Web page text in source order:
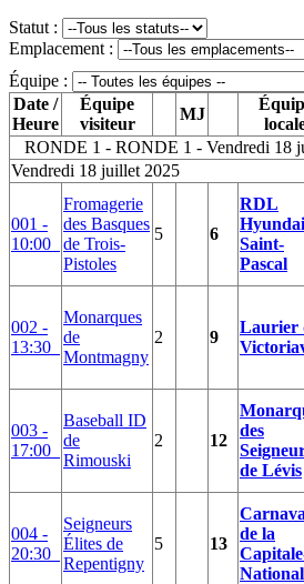
Statut :
Emplacement :
Équipe :
Date /
Heure
Équipe
visiteur
MJ
RONDE 1 - RONDE 1 - Vendredi 18
Vendredi 18 juillet 2025
001 -
10:00
Fromagerie
des Basques
de Trois-
Pistoles
5 6
RDL
Saint-
Pascal
002 -
13:30
Monarques
de
Montmagny
2 9
Laurier
003 -
17:00
Baseball ID
de
Rimouski
2 12
des
de Lévis
004 -
20:30
Seigneurs
Élites de
Repentigny
5 13
de la